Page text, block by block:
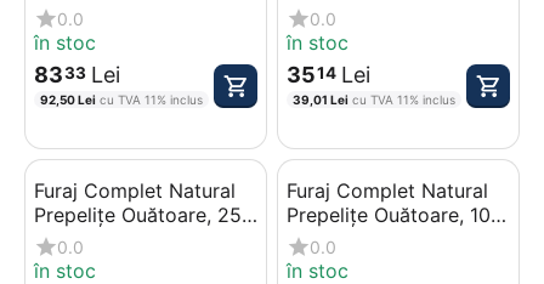
0.0
în stoc
8333 Lei
92,50Lei cu TVA 11% inclus
0.0
în stoc
3514 Lei
39,01 Lei cu TVA 11% inclus
Furaj Complet Natural
Prepelițe Ouătoare, 25
kg0.0
în stoc
Furaj Complet Natural
Prepelițe Ouătoare, 10
kg0.0
în stoc